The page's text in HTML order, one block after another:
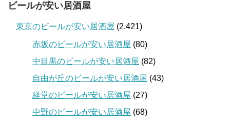
ビールが安い居酒屋
東京のビールが安い居酒屋 (2,421)
赤坂のビールが安い居酒屋 (80)
中目黒のビールが安い居酒屋 (82)
自由が丘のビールが安い居酒屋 (43)
経堂のビールが安い居酒屋 (27)
中野のビールが安い居酒屋 (68)